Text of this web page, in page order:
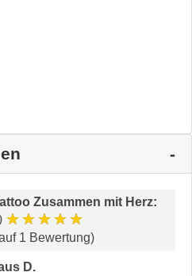
Zusammen mit Herz:
★★★★★
1 Bewertung)
D.